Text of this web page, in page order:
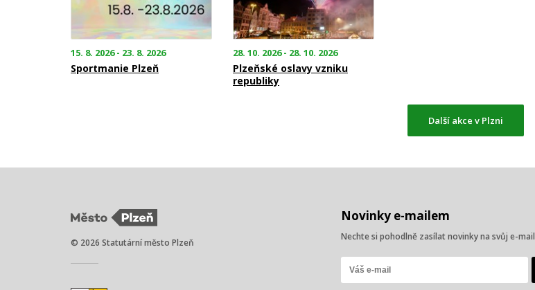
15. 8. 2026 - 23. 8. 2026
Sportmanie Plzeň
28. 10. 2026 - 28. 10. 2026
Plzeňské oslavy vzniku
republiky
Další akce v Plzni
Novinky e-mailem
Nechte si pohodlně zasílat novinky na svůj e-mail
© 2026 Statutární město Plzeň